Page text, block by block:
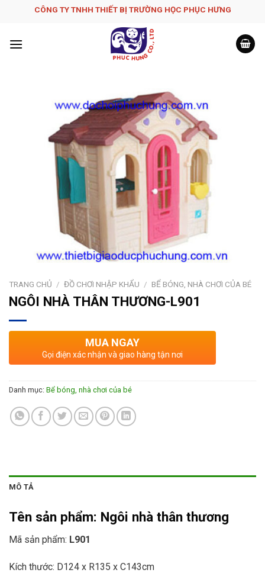
CÔNG TY TNHH THIẾT BỊ TRƯỜNG HỌC PHỤC H­ƯNG
TRANG CHỦ / ĐỒ CHƠI NHẬP KHẨU / BỂ BÓNG, NHÀ CHƠI CỦA BÉ
NGÔI NHÀ THÂN THƯƠNG-L901
MUA NGAY
Gọi điện xác nhận và giao hàng tận nơi
Danh mục: Bể bóng, nhà chơi của bé
MÔ TẢ
Tên sản phẩm: Ngôi nhà thân thương
Mã sản phẩm: L901
Kích thước: D124 x R135 x C143cm